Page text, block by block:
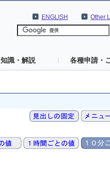
Other
ENGLISH
知識・解説 各種申請・